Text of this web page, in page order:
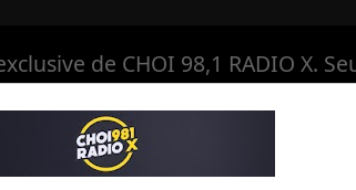
de CHOI 98,1 RADIO X.
ou de le rediffuser, en
le droit d'en autoriser